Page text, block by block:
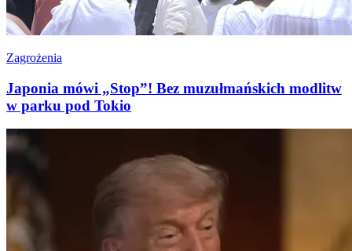
Zagrożenia
Japonia mówi „Stop”! Bez muzułmańskich modlitw
w parku pod Tokio